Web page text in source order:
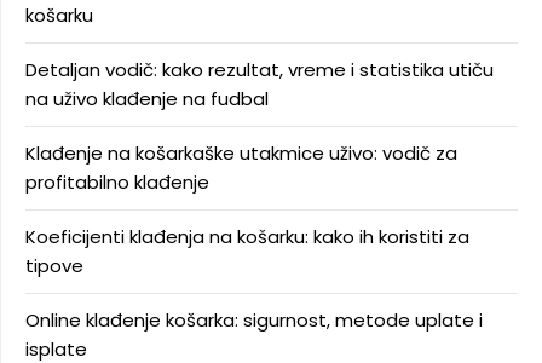
košarku
Detaljan vodič: kako rezultat, vreme i statistika utiču
na uživo klađenje na fudbal
Klađenje na košarkaške utakmice uživo: vodič za
profitabilno klađenje
Koeficijenti klađenja na košarku: kako ih koristiti za
tipove
Online klađenje košarka: sigurnost, metode uplate i
isplate